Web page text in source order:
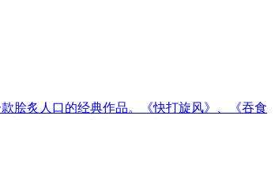
脍炙人口的经典作品。《快打旋风》、《吞食